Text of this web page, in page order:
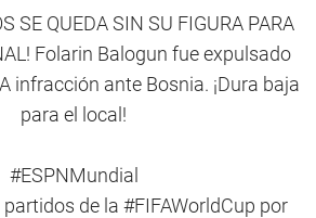
SE QUEDA SIN SU FIGURA PARA
Folarin Balogun fue expulsado
infracción ante Bosnia. ¡Dura baja
para el local!
#ESPNMundial
de la #FIFAWorldCup por